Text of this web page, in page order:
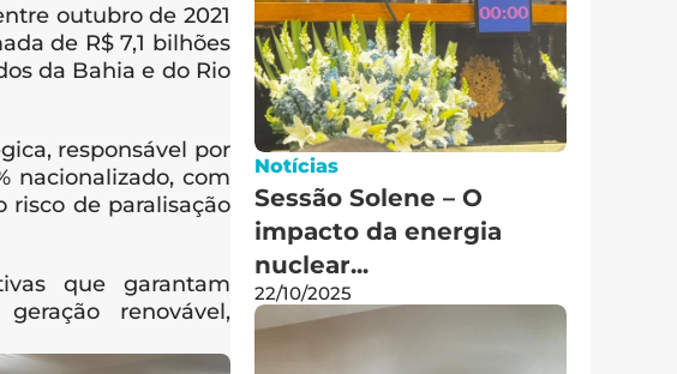
outubro de 2021
de R$ 7,1 bilhões
da Bahia e do Rio
responsável por
nacionalizado, com
risco de paralisação
que garantam
renovável,
Notícias
Sessão Solene – O
impacto da energia
nuclear...
22/10/2025